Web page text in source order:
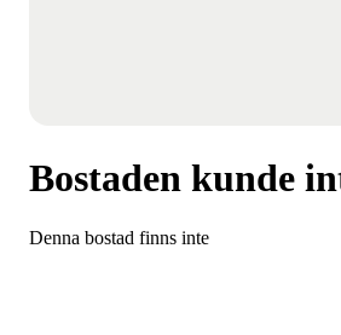
Bostaden kunde
Denna bostad finns inte